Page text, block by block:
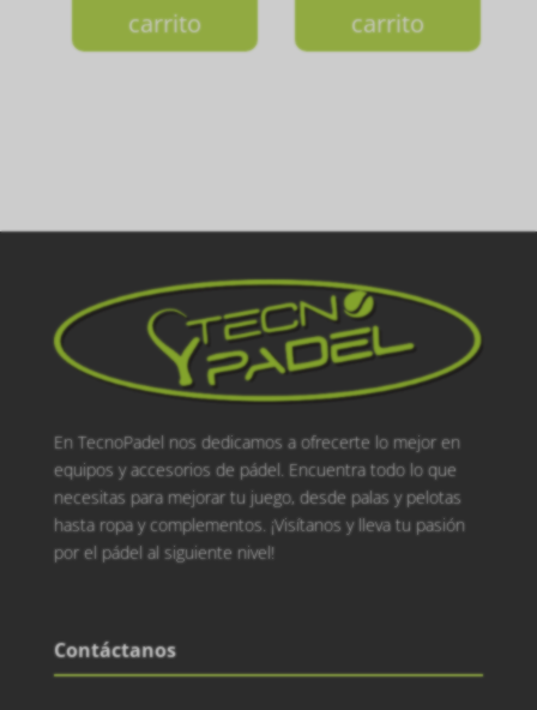
carrito
carrito
En TecnoPadel nos dedicamos a ofrecerte lo mejor en
equipos y accesorios de pádel. Encuentra todo lo que
necesitas para mejorar tu juego, desde palas y pelotas
hasta ropa y complementos. ¡Visítanos y lleva tu pasión
por el pádel al siguiente nivel!
Contáctanos